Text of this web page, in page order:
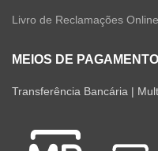
Livro de Reclamações Online
MEIOS DE PAGAMENTO
Transferência Bancária |